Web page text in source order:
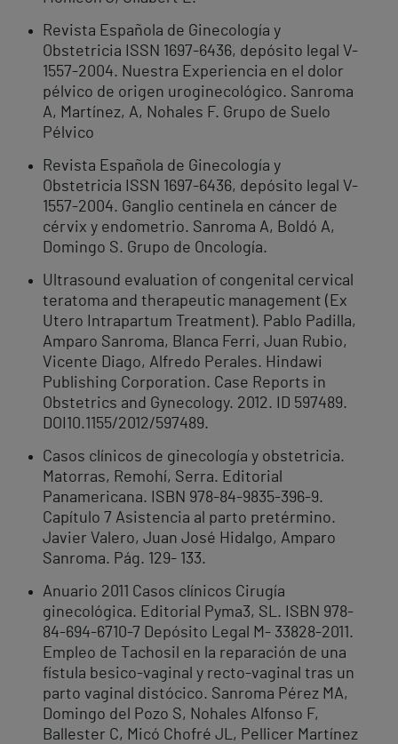
Revista Española de Ginecología y
Obstetricia ISSN 1697-6436, depósito legal V-
1557-2004. Nuestra Experiencia en el dolor
pélvico de origen uroginecológico. Sanroma
A, Martínez, A, Nohales F. Grupo de Suelo
Pélvico
Revista Española de Ginecología y
Obstetricia ISSN 1697-6436, depósito legal V-
1557-2004. Ganglio centinela en cáncer de
cérvix y endometrio. Sanroma A, Boldó A,
Domingo S. Grupo de Oncología.
Ultrasound evaluation of congenital cervical
teratoma and therapeutic management (Ex
Utero Intrapartum Treatment). Pablo Padilla,
Amparo Sanroma, Blanca Ferri, Juan Rubio,
Vicente Diago, Alfredo Perales. Hindawi
Publishing Corporation. Case Reports in
Obstetrics and Gynecology. 2012. ID 597489.
DOI10.1155/2012/597489.
Casos clínicos de ginecología y obstetricia.
Matorras, Remohí, Serra. Editorial
Panamericana. ISBN 978-84-9835-396-9.
Capítulo 7 Asistencia al parto pretérmino.
Javier Valero, Juan José Hidalgo, Amparo
Sanroma. Pág. 129- 133.
Anuario 2011 Casos clínicos Cirugía
ginecológica. Editorial Pyma3, SL. ISBN 978-
84-694-6710-7 Depósito Legal M- 33828-2011.
Empleo de Tachosil en la reparación de una
fístula besico-vaginal y recto-vaginal tras un
parto vaginal distócico. Sanroma Pérez MA,
Domingo del Pozo S, Nohales Alfonso F,
Ballester C, Micó Chofré JL, Pellicer Martínez